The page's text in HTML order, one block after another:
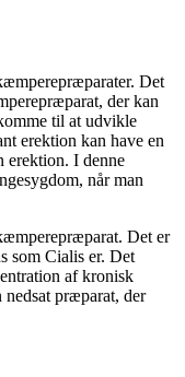
Det
der kan
til at udvikle
erektion kan have en
erektion. I denne
når man
Det er
som Cialis er. Det
af kronisk
præparat, der